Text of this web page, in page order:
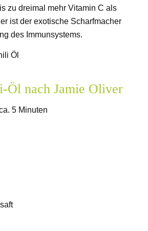
zu dreimal mehr Vitamin C als
ist der exotische Scharfmacher
des Immunsystems.
Öl nach Jamie Oliver
5 Minuten